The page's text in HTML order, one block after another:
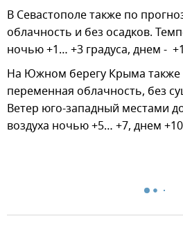
В Севастополе также по
облачность и без осадков.
ночью +1… +3 градуса, днем -
На Южном берегу Крыма также
переменная облачность, без
Ветер юго-западный местами
воздуха ночью +5… +7, днем